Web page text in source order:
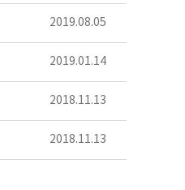
2019.08.05
2019.01.14
2018.11.13
2018.11.13